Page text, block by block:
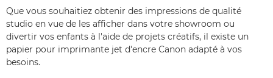
Que vous souhaitiez obtenir des impressions de qualité
studio en vue de les afficher dans votre showroom ou
divertir vos enfants à l'aide de projets créatifs, il existe un
papier pour imprimante jet d'encre Canon adapté à vos
besoins.